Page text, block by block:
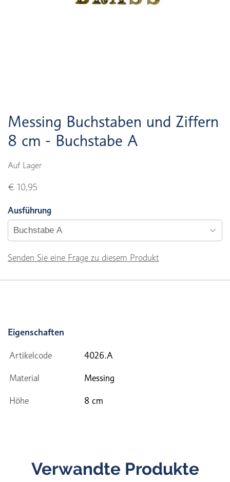
Messing Buchstaben und Ziffern
8 cm - Buchstabe A
Auf Lager
€ 10,95
Ausführung
Senden Sie eine Frage zu diesem Produkt
Eigenschaften
Artikelcode 4026.A
Material Messing
Höhe 8 cm
Verwandte Produkte